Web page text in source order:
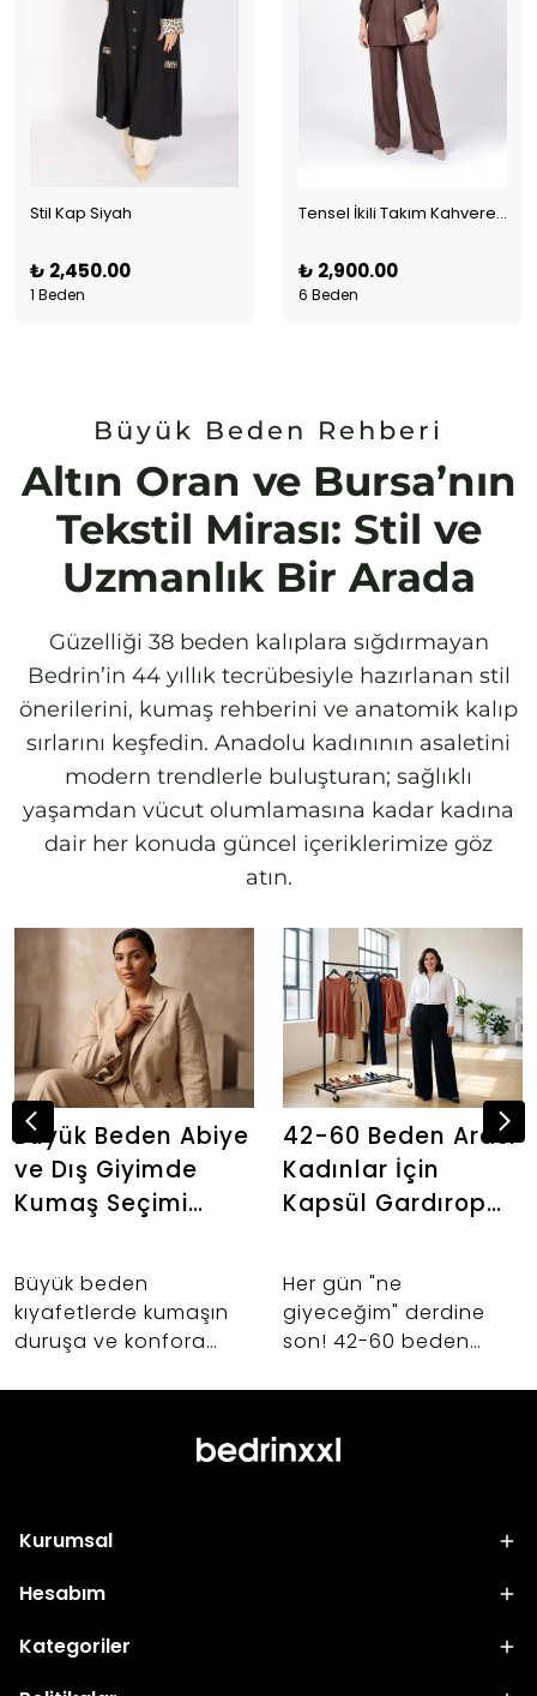
Stil Kap Siyah
₺ 2,450.00
1 Beden
Tensel İkili Takım Kahverengi
₺ 2,900.00
6 Beden
Büyük Beden Rehberi
Altın Oran ve Bursa’nın
Tekstil Mirası: Stil ve
Uzmanlık Bir Arada
Güzelliği 38 beden kalıplara sığdırmayan
Bedrin’in 44 yıllık tecrübesiyle hazırlanan stil
önerilerini, kumaş rehberini ve anatomik kalıp
sırlarını keşfedin. Anadolu kadınının asaletini
modern trendlerle buluşturan; sağlıklı
yaşamdan vücut olumlamasına kadar kadına
dair her konuda güncel içeriklerimize göz
atın.
Büyük Beden Abiye
ve Dış Giyimde
Kumaş Seçimi
Büyük beden
kıyafetlerde kumaşın
duruşa ve konfora
takım ve dış giyim
kurtaracak kumaş
42-60 Beden Arası
Kadınlar İçin
Kapsül Gardırop
Her gün "ne
giyeceğim" derdine
son! 42-60 beden
uyumlu, şık ve hayat
gardırop oluşturmanın
Kurumsal
Hesabım
Kategoriler